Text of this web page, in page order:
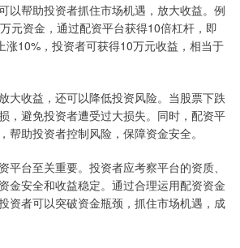
以帮助投资者抓住市场机遇，放大收益。例
元资金，通过配资平台获得10倍杠杆，即
涨10%，投资者可获得10万元收益，相当于
大收益，还可以降低投资风险。当股票下跌
，避免投资者遭受过大损失。同时，配资平
帮助投资者控制风险，保障资金安全。
平台至关重要。投资者应考察平台的资质、
金安全和收益稳定。通过合理运用配资资金
资者可以突破资金瓶颈，抓住市场机遇，成